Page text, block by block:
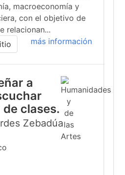
macroeconomía y
con el objetivo de
relacionan...
más información
a
de clases.
Zebadúa